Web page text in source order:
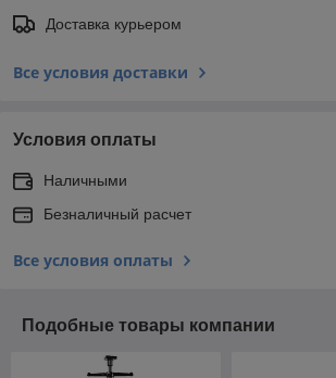
Доставка курьером
Все условия доставки
Условия оплаты
Наличными
Безналичный расчет
Все условия оплаты
Подобные товары компании